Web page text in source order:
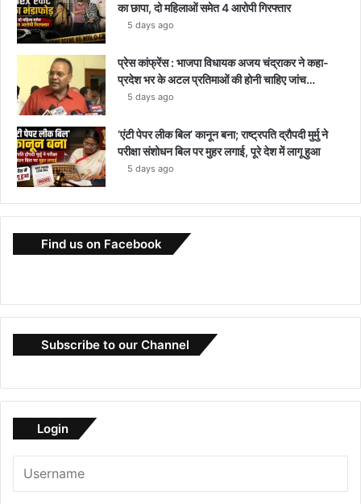
का छापा, दो महिलाओं समेत 4 आरोपी गिरफ्तार
5 days ago
प्रेस कांफ्रेंस : भाजपा विधायक अजय चंद्राकर ने कहा-
प्रदेश भर के अटल प्रतिमाओं की होनी चाहिए जांच…
5 days ago
‘एंटी पेपर लीक बिल’ कानून बना; राष्ट्रपति द्रौपदी मुर्मु ने
परीक्षा संशोधन बिल पर मुहर लगाई, पूरे देश में लागू हुआ
5 days ago
Find us on Facebook
Subscribe to our Channel
Login